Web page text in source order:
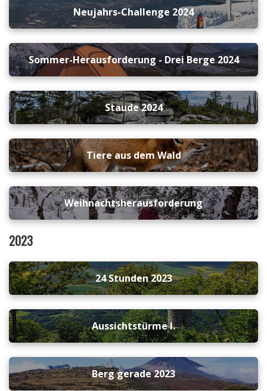
Neujahrs-Challenge 2024
Sommer-Herausforderung - Drei Berge 2024
Staude 2024
Tiere aus dem Wald
Weihnachtsherausforderung
2023
24 Stunden 2023
Aussichtstürme I.
Berg gerade 2023